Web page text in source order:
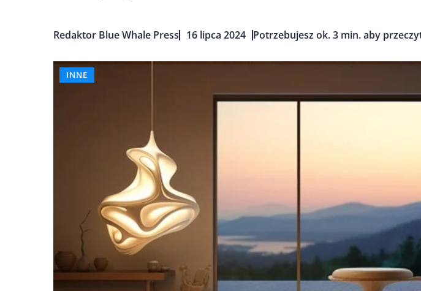
Redaktor Blue Whale Press 16 lipca 2024 Potrzebujesz ok. 3 min. aby
INNE